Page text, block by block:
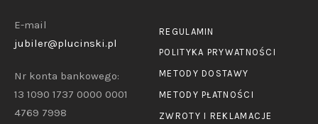
E-mail
jubiler@plucinski.pl
Nr konta bankowego:
13 1090 1737 0000 0001
4769 7998
REGULAMIN
POLITYKA PRYWATNOŚCI
METODY DOSTAWY
METODY PŁATNOŚCI
ZWROTY I REKLAMACJE